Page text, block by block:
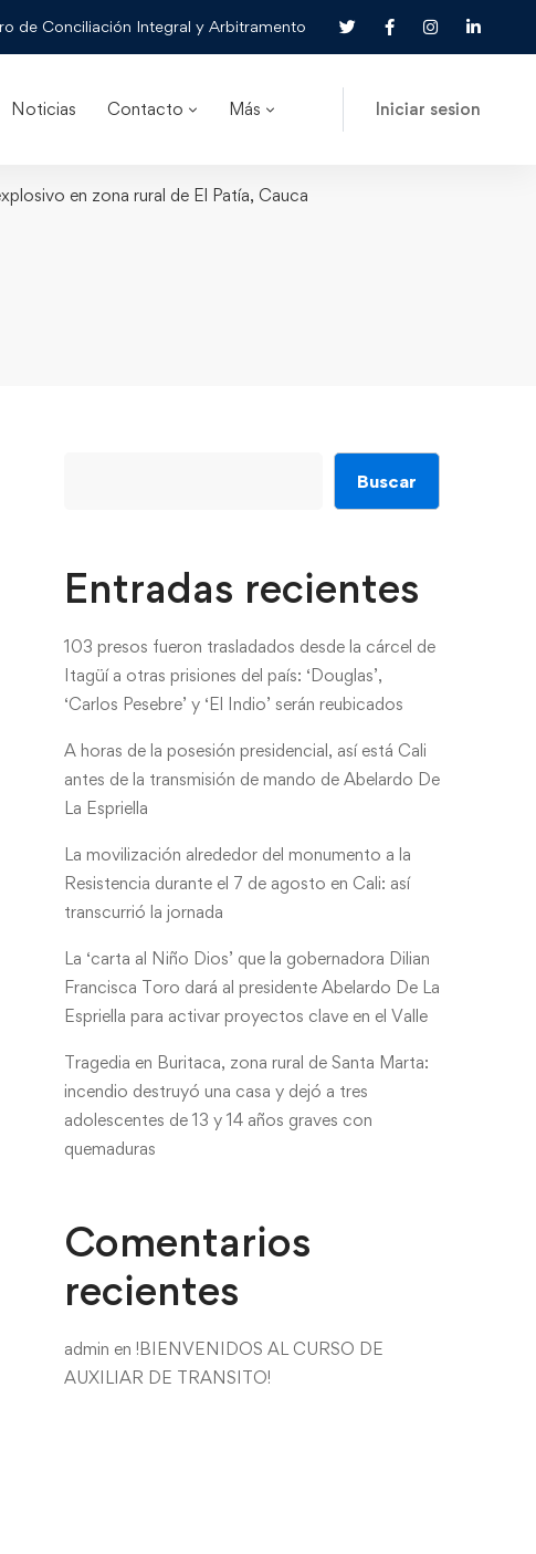
de Conciliación Integral y Arbitramento
Noticias Contacto Más Iniciar sesion
en zona rural de El Patía, Cauca
Buscar
Entradas recientes
103 presos fueron trasladados desde la cárcel de
Itagüí a otras prisiones del país: ‘Douglas’,
‘Carlos Pesebre’ y ‘El Indio’ serán reubicados
A horas de la posesión presidencial, así está Cali
antes de la transmisión de mando de Abelardo De
La Espriella
La movilización alrededor del monumento a la
Resistencia durante el 7 de agosto en Cali: así
transcurrió la jornada
La ‘carta al Niño Dios’ que la gobernadora Dilian
Francisca Toro dará al presidente Abelardo De La
Espriella para activar proyectos clave en el Valle
Tragedia en Buritaca, zona rural de Santa Marta:
incendio destruyó una casa y dejó a tres
adolescentes de 13 y 14 años graves con
quemaduras
Comentarios
recientes
admin en !BIENVENIDOS AL CURSO DE
AUXILIAR DE TRANSITO!